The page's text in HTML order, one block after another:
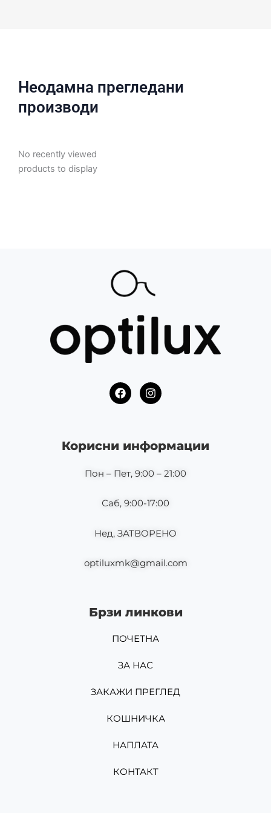
Неодамна прегледани
производи
No recently viewed
products to display
F
a
c
o
o
I
n
s
g
r
m
Корисни информации
Пон – Пет, 9:00 – 21:00
Саб, 9:00-17:00
Нед, ЗАТВОРЕНО
optiluxmk@gmail.com
Брзи линкови
ПОЧЕТНА
ЗА НАС
ЗАКАЖИ ПРЕГЛЕД
КОШНИЧКА
НАПЛАТА
КОНТАКТ